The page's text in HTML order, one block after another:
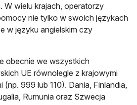
W wielu krajach, operatorzy
nie tylko w swoich językach
w języku angielskim czy
obecnie we wszystkich
UE równolegle z krajowymi
(np. 999 lub 110). Dania, Finlandia,
Rumunia oraz Szwecja